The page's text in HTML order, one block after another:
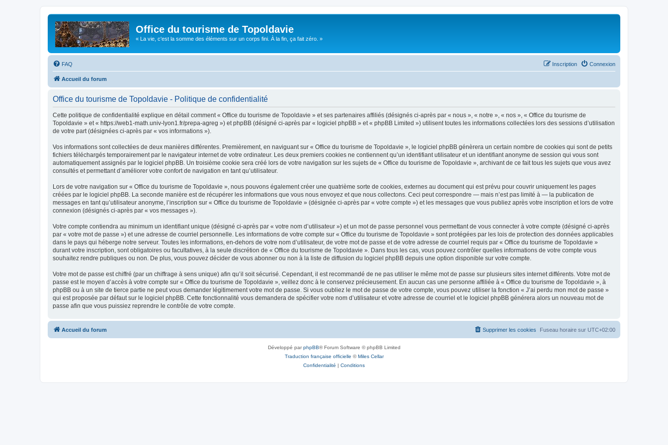
Office du tourisme de Topoldavie
« La vie, c'est la somme des éléments sur un corps fini. À la fin, ça fait zéro. »
FAQ Connexion
Inscription
Accueil du forum
Office du tourisme de Topoldavie - Politique de confidentialité
Cette politique de confidentialité explique en détail comment « Office du tourisme de Topoldavie » et ses partenaires affiliés (désignés ci-après par « nous », « notre », « nos », « Office du tourisme de
Topoldavie » et « https://web1-math.univ-lyon1.fr/prepa-agreg ») et phpBB (désigné ci-après par « logiciel phpBB » et « phpBB Limited ») utilisent toutes les informations collectées lors des sessions d’utilisation
de votre part (désignées ci-après par « vos informations »).
Vos informations sont collectées de deux manières différentes. Premièrement, en naviguant sur « Office du tourisme de Topoldavie », le logiciel phpBB génèrera un certain nombre de cookies qui sont de petits
fichiers téléchargés temporairement par le navigateur internet de votre ordinateur. Les deux premiers cookies ne contiennent qu’un identifiant utilisateur et un identifiant anonyme de session qui vous sont
automatiquement assignés par le logiciel phpBB. Un troisième cookie sera créé lors de votre navigation sur les sujets de « Office du tourisme de Topoldavie », archivant de ce fait tous les sujets que vous avez
consultés et permettant d’améliorer votre confort de navigation en tant qu’utilisateur.
Lors de votre navigation sur « Office du tourisme de Topoldavie », nous pouvons également créer une quatrième sorte de cookies, externes au document qui est prévu pour couvrir uniquement les pages
créées par le logiciel phpBB. La seconde manière est de récupérer les informations que vous nous envoyez et que nous collectons. Ceci peut correspondre — mais n’est pas limité à — la publication de
messages en tant qu’utilisateur anonyme, l’inscription sur « Office du tourisme de Topoldavie » (désignée ci-après par « votre compte ») et les messages que vous publiez après votre inscription et lors de votre
connexion (désignés ci-après par « vos messages »).
Votre compte contiendra au minimum un identifiant unique (désigné ci-après par « votre nom d’utilisateur ») et un mot de passe personnel vous permettant de vous connecter à votre compte (désigné ci-après
par « votre mot de passe ») et une adresse de courriel personnelle. Les informations de votre compte sur « Office du tourisme de Topoldavie » sont protégées par les lois de protection des données applicables
dans le pays qui héberge notre serveur. Toutes les informations, en-dehors de votre nom d’utilisateur, de votre mot de passe et de votre adresse de courriel requis par « Office du tourisme de Topoldavie »
durant votre inscription, sont obligatoires ou facultatives, à la seule discrétion de « Office du tourisme de Topoldavie ». Dans tous les cas, vous pouvez contrôler quelles informations de votre compte vous
souhaitez rendre publiques ou non. De plus, vous pouvez décider de vous abonner ou non à la liste de diffusion du logiciel phpBB depuis une option disponible sur votre compte.
Votre mot de passe est chiffré (par un chiffrage à sens unique) afin qu’il soit sécurisé. Cependant, il est recommandé de ne pas utiliser le même mot de passe sur plusieurs sites internet différents. Votre mot de
passe est le moyen d’accès à votre compte sur « Office du tourisme de Topoldavie », veillez donc à le conservez précieusement. En aucun cas une personne affiliée à « Office du tourisme de Topoldavie », à
phpBB ou à un site de tierce partie ne peut vous demander légitimement votre mot de passe. Si vous oubliez le mot de passe de votre compte, vous pouvez utiliser la fonction « J’ai perdu mon mot de passe »
qui est proposée par défaut sur le logiciel phpBB. Cette fonctionnalité vous demandera de spécifier votre nom d’utilisateur et votre adresse de courriel et le logiciel phpBB générera alors un nouveau mot de
passe afin que vous puissiez reprendre le contrôle de votre compte.
Accueil du forum Fuseau horaire sur UTC+02:00
Supprimer les cookies
Développé parphpBB® Forum Software © phpBB Limited
Traduction française officielle ©Miles Cellar
Confidentialité | Conditions